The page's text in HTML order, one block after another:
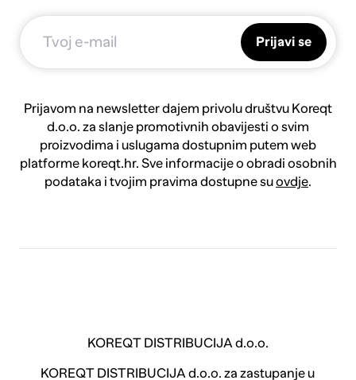
Prijavi se
Prijavom na newsletter dajem privolu društvu Koreqt
d.o.o. za slanje promotivnih obavijesti o svim
proizvodima i uslugama dostupnim putem web
platforme koreqt.hr. Sve informacije o obradi osobnih
podataka i tvojim pravima dostupne suovdje.
KOREQT DISTRIBUCIJA d.o.o.
KOREQT DISTRIBUCIJA d.o.o. za zastupanje u